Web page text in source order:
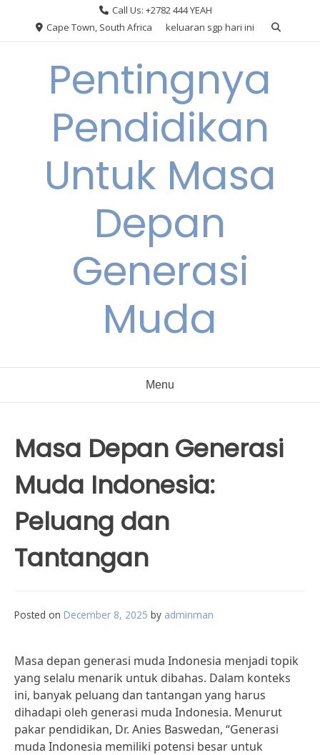
Call Us: +2782 444 YEAH
Cape Town, South Africa
keluaran sgp hari ini
Pentingnya
Pendidikan
Untuk Masa
Depan
Generasi
Muda
Menu
Masa Depan Generasi
Muda Indonesia:
Peluang dan
Tantangan
Posted on December 8, 2025 by adminman
Masa depan generasi muda Indonesia menjadi topik
yang selalu menarik untuk dibahas. Dalam konteks
ini, banyak peluang dan tantangan yang harus
dihadapi oleh generasi muda Indonesia. Menurut
pakar pendidikan, Dr. Anies Baswedan, “Generasi
muda Indonesia memiliki potensi besar untuk